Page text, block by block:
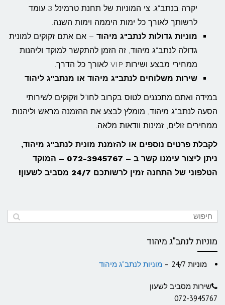
יקרה בנתב"ג. צי המוניות של תחנת טרמינל 3 עומד
לרשותך לאורך כל ימות היממה וימות השנה.
מוניות גדולות לנתב"ג מיהוד – אם אתם זקוקים למונית
גדולה לנתב"ג מיהוד, זה הזמן להתקשר למוקד וליהנות
ממחירי מבצע ושירות VIP לאורך כל הדרך.
שירות משלוחים לנתב"ג מיהוד או מנתב"ג ליהוד
במידה ואתם מתכננים לטוס בקרוב לחו"ל וזקוקים לשירותי
הסעה לנתב"ג מיהוד, מומלץ לבצע את ההזמנה מראש וליהנות
ממחירים זולים, זמינות וודאות מלאה.
לקבלת פרטים נוספים או להזמנת מונית לנתב"ג מיהוד,
ניתן ליצור עימנו קשר ב – 072-3945767 – המוקד
הטלפוני של התחנה זמין לרשותכם 24/7 מסביב לשעון!
מוניות לנתב"ג מיהוד
מוניות 24/7 – מוניות לנתב"ג מיהוד
שירות מסביב לשעון
072-3945767